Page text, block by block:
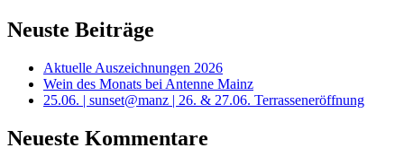
Neuste Beiträge
Aktuelle Auszeichnungen 2026
Wein des Monats bei Antenne Mainz
25.06. | sunset@manz | 26. & 27.06. Terrasseneröffnung
Neueste Kommentare